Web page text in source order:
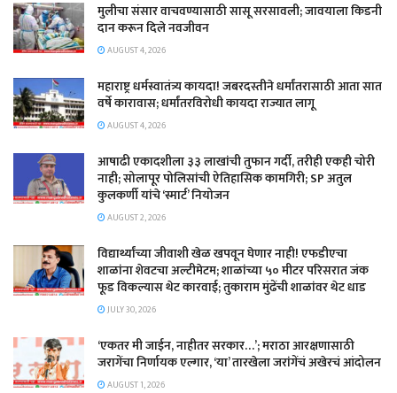
मुलीचा संसार वाचवण्यासाठी सासू सरसावली; जावयाला किडनी
दान करून दिले नवजीवन
AUGUST 4, 2026
महाराष्ट्र धर्मस्वातंत्र्य कायदा! जबरदस्तीने धर्मांतरासाठी आता सात
वर्षे कारावास; धर्मांतरविरोधी कायदा राज्यात लागू
AUGUST 4, 2026
आषाढी एकादशीला ३३ लाखांची तुफान गर्दी, तरीही एकही चोरी
नाही; सोलापूर पोलिसांची ऐतिहासिक कामगिरी; SP अतुल
कुलकर्णी यांचे ‘स्मार्ट’ नियोजन
AUGUST 2, 2026
विद्यार्थ्यांच्या जीवाशी खेळ खपवून घेणार नाही! एफडीएचा
शाळांना शेवटचा अल्टीमेटम; शाळांच्या ५० मीटर परिसरात जंक
फूड विकल्यास थेट कारवाई; तुकाराम मुंढेंची शाळांवर थेट धाड
JULY 30, 2026
‘एकतर मी जाईन, नाहीतर सरकार…’; मराठा आरक्षणासाठी
जरागेंचा निर्णायक एल्गार, ‘या’ तारखेला जरांगेंचं अखेरचं आंदोलन
AUGUST 1, 2026